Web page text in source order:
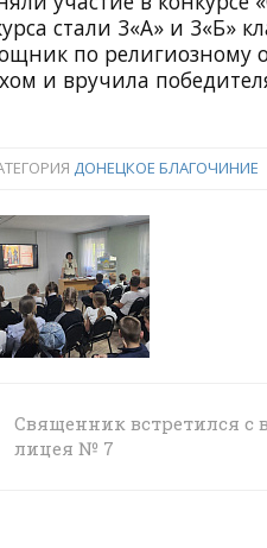
стали 3«А» и 3«Б»
по религиозному
и вручила
ДОНЕЦКОЕ БЛАГОЧИНИЕ
Священник встретился с
лицея № 7